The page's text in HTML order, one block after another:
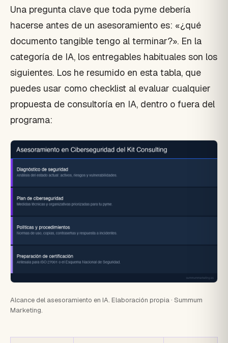
Una pregunta clave que toda pyme debería
hacerse antes de un asesoramiento es: «¿qué
documento tangible tengo al terminar?». En la
categoría de IA, los entregables habituales son los
siguientes. Los he resumido en esta tabla, que
puedes usar como checklist al evaluar cualquier
propuesta de consultoría en IA, dentro o fuera del
programa:
Alcance del asesoramiento en IA. Elaboración propia · Summum
Marketing.